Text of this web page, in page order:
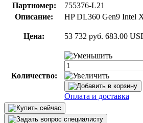
Партномер:
755376-L21
Описание:
HP DL360 Gen9 Intel
Цена: 53 732 руб. 683.00
Количество:
Оплата и доставка